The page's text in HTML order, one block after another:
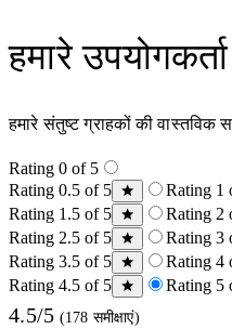
हमारे
हमारे संतुष्ट ग्राहकों की वास्तविक
Rating 0 of 5
Rating 0.5 of 5
Rating 1
Rating 1.5 of 5
Rating 2
Rating 2.5 of 5
Rating 3
Rating 3.5 of 5
Rating 4
Rating 4.5 of 5
Rating 5
4.5/5 (178 समीक्षाएं)